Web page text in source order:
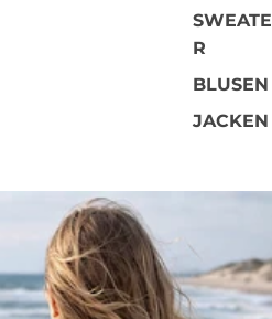
SWEATE
R
BLUSEN
JACKEN